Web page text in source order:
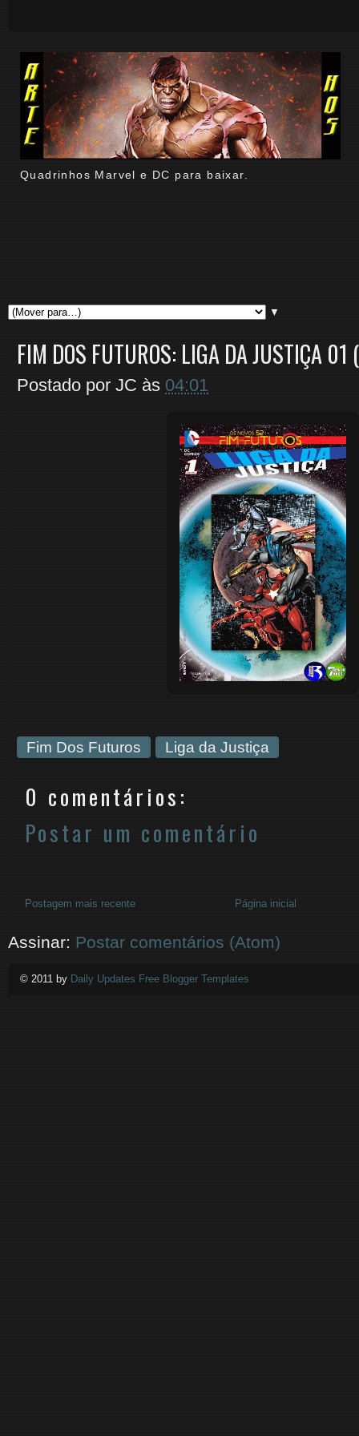
Quadrinhos Marvel e DC para baixar.
▼
FIM DOS FUTUROS: LIGA DA JUSTIÇA
Postado por JC às 04:01
Fim Dos Futuros Liga da Justiça
0 comentários:
Postar um comentário
Postagem mais recente Página inicial
Assinar: Postar comentários (Atom)
© 2011 by Daily Updates Free Blogger Templates